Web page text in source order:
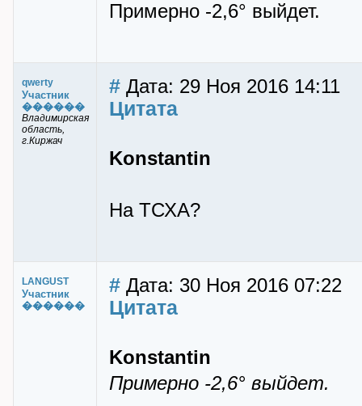
Примерно -2,6° выйдет.
qwerty
Участник
������
Владимирская
область,
г.Киржач
# Дата: 29 Ноя 2016 14:11
Цитата
Konstantin
На ТСХА?
LANGUST
Участник
������
# Дата: 30 Ноя 2016 07:22
Цитата
Konstantin
Примерно -2,6° выйдет.